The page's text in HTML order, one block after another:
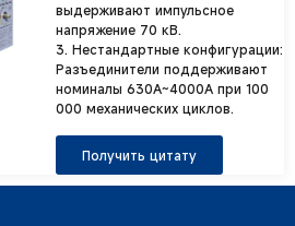
выдерживают импульсное
напряжение 70 кВ.
3. Нестандартные конфигурации:
Разъединители поддерживают
номиналы 630A~4000A при 100
000 механических циклов.
Получить цитату